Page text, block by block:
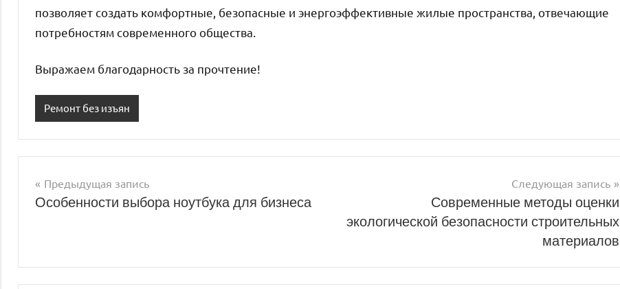
позволяет создать комфортные, безопасные и энергоэффективные жилые пространства, отвечающие
потребностям современного общества.
Выражаем благодарность за прочтение!
Ремонт без изъян
Навигация
Предыдущая запись
Особенности выбора ноутбука для бизнеса
Следующая запись
Современные методы оценки
экологической безопасности строительных
материалов